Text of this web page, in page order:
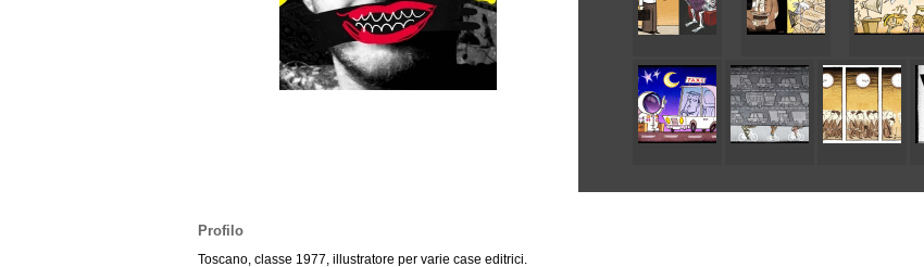
Profilo
Toscano, classe 1977, illustratore per varie case editrici.